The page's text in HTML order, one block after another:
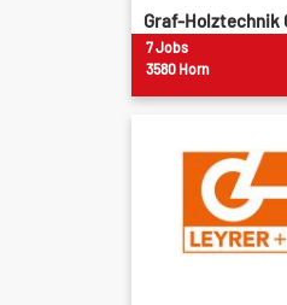
Graf-Holztechnik
7 Jobs
3580 Horn